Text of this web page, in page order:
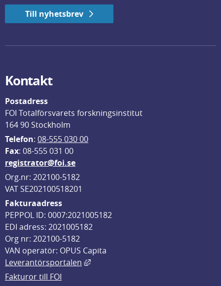
Till nyhetsbrev
Kontakt
Postadress
FOI Totalförsvarets forskningsinstitut
164 90 Stockholm
Telefon: 08-555 030 00
Fax: 08-555 031 00
registrator@foi.se
Org.nr: 202100-5182
VAT SE202100518201
Fakturaadress
PEPPOL ID: 0007:2021005182
EDI adress: 2021005182
Org nr: 202100-5182
VAN operatör: OPUS Capita
Leverantörsportalen
Länk till annan webbplats, öppnas
Fakturor till FOI